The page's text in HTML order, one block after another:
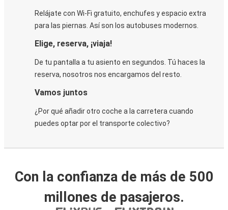
Relájate con Wi-Fi gratuito, enchufes y espacio extra
para las piernas. Así son los autobuses modernos.
Elige, reserva, ¡viaja!
De tu pantalla a tu asiento en segundos. Tú haces la
reserva, nosotros nos encargamos del resto.
Vamos juntos
¿Por qué añadir otro coche a la carretera cuando
puedes optar por el transporte colectivo?
Con la confianza de más de 500
millones de pasajeros.